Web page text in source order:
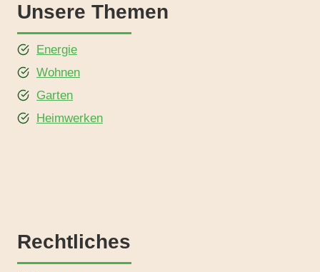
Unsere Themen
Energie
Wohnen
Garten
Heimwerken
Rechtliches